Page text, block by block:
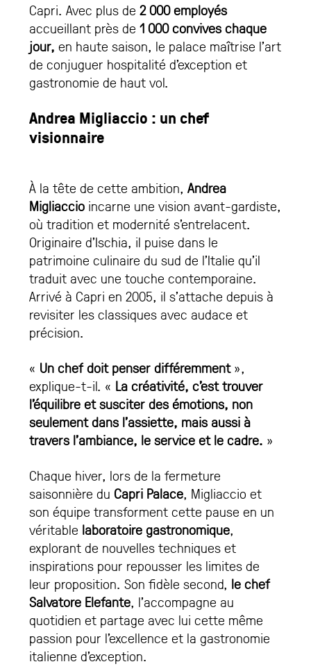
Capri. Avec plus de2 000 employés
accueillant près de1 000 convives chaque
jour,en haute saison, le palace maîtrise l’art
de conjuguer hospitalité d’exception et
gastronomie de haut vol.
Andrea Migliaccio : un chef
visionnaire
À la tête de cette ambition,Andrea
Migliaccio incarne une vision avant-gardiste,
où tradition et modernité s’entrelacent.
Originaire d’Ischia, il puise dans le
patrimoine culinaire du sud de l’Italie qu’il
traduit avec une touche contemporaine.
Arrivé à Capri en 2005, il s’attache depuis à
revisiter les classiques avec audace et
précision.
« Un chef doit penser différemment»,
explique-t-il. « La créativité, c’est trouver
l’équilibre et susciter des émotions, non
seulement dans l’assiette, mais aussi à
travers l’ambiance, le service et le cadre. »
Chaque hiver, lors de la fermeture
saisonnière du Capri Palace, Migliaccio et
son équipe transforment cette pause en un
véritable laboratoire gastronomique,
explorant de nouvelles techniques et
inspirations pour repousser les limites de
leur proposition. Son fidèle second, le chef
Salvatore Elefante, l’accompagne au
quotidien et partage avec lui cette même
passion pour l’excellence et la gastronomie
italienne d’exception.